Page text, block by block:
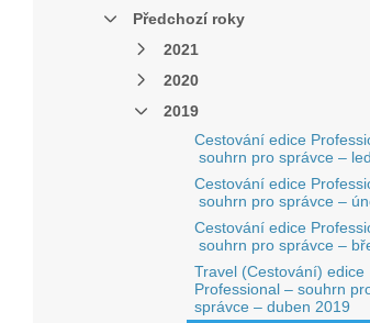
Předchozí roky
2021
2020
2019
Cestování edice
souhrn pro správce –
Cestování edice
souhrn pro správce –
Cestování edice
souhrn pro správce –
Travel (Cestování) edice
Professional – souhrn
správce – duben 2019